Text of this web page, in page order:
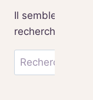
Il semble que
recherche.
Rechercher :